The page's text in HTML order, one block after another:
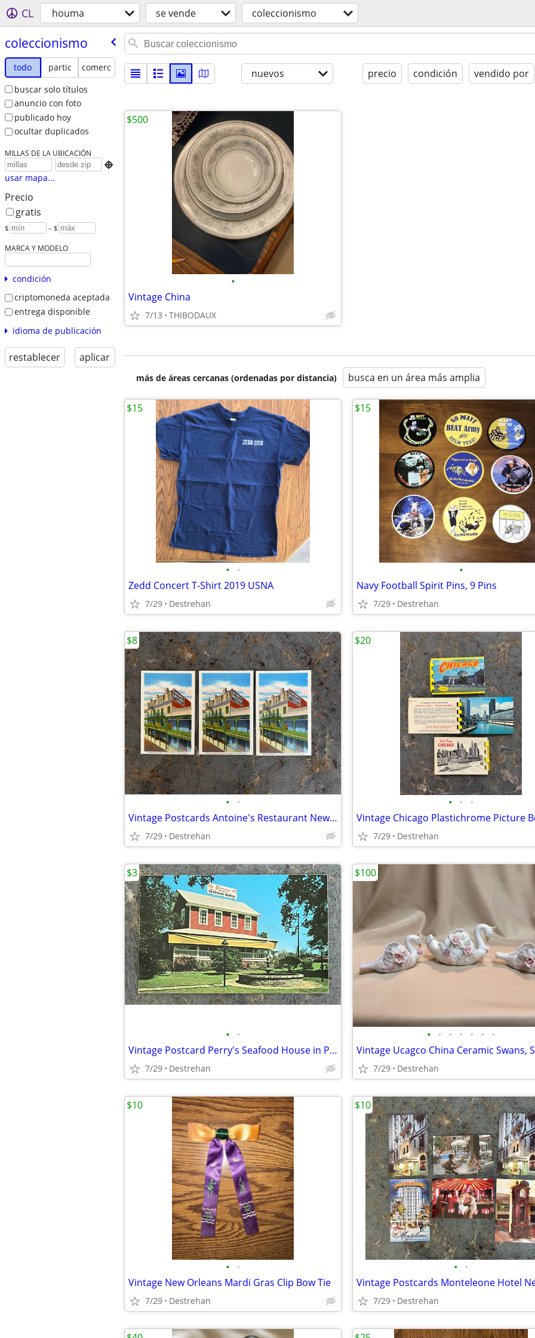
CL houma se vende coleccionismo
coleccionismo
todo partic
comerc
buscar solo títulos
anuncio con foto
publicado hoy
ocultar duplicados
MILLAS DE LA UBICACIÓN

usar mapa...
Precio
gratis
$ – $
MARCA Y MODELO
condición
criptomoneda aceptada
entrega disponible
idioma de publicación
restablecer aplicar
nuevos precio condición vendido por
•
Vintage China
7/13 THIBODAUX
$500
más de áreas cercanas (ordenadas por distancia) busca en un área más amplia
• •
Zedd Concert T-Shirt 2019 USNA
7/29 Destrehan
$15
•
Navy Football Spirit Pins, 9 Pins
7/29 Destrehan
$15
• •
Vintage Postcards Antoine's Restaurant New Orleans
7/29 Destrehan
$8
• • •
7/29 Destrehan
$20
• •
Vintage Postcard Perry's Seafood House in Pensacola, FL
7/29 Destrehan
$3
• • • • • • •
Vintage Ucagco China Ceramic Swans,
7/29 Destrehan
$100
• •
Vintage New Orleans Mardi Gras Clip Bow Tie
7/29 Destrehan
$10
• •
7/29 Destrehan
$10